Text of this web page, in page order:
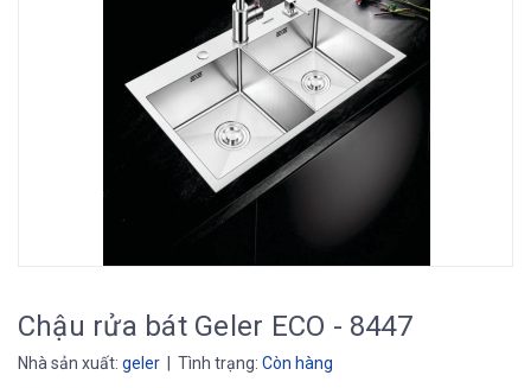
Chậu rửa bát Geler ECO - 8447
Nhà sản xuất: geler | Tình trạng: Còn hàng